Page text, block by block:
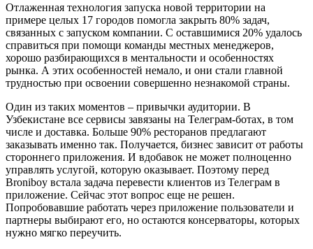
Отлаженная технология запуска новой территории на
примере целых 17 городов помогла закрыть 80% задач,
связанных с запуском компании. С оставшимися 20% удалось
справиться при помощи команды местных менеджеров,
хорошо разбирающихся в ментальности и особенностях
рынка. А этих особенностей немало, и они стали главной
трудностью при освоении совершенно незнакомой страны.
Один из таких моментов – привычки аудитории. В
Узбекистане все сервисы завязаны на Телеграм-ботах, в том
числе и доставка. Больше 90% ресторанов предлагают
заказывать именно так. Получается, бизнес зависит от работы
стороннего приложения. И вдобавок не может полноценно
управлять услугой, которую оказывает. Поэтому перед
Broniboy встала задача перевести клиентов из Телеграм в
приложение. Сейчас этот вопрос еще не решен.
Попробовавшие работать через приложение пользователи и
партнеры выбирают его, но остаются консерваторы, которых
нужно мягко переучить.